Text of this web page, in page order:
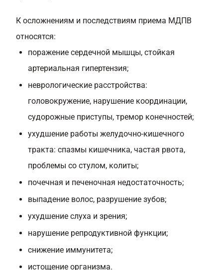
К осложнениям и последствиям приема МДПВ
относятся:
поражение сердечной мышцы, стойкая
артериальная гипертензия;
неврологические расстройства:
головокружение, нарушение координации,
судорожные приступы, тремор конечностей;
ухудшение работы желудочно-кишечного
тракта: спазмы кишечника, частая рвота,
проблемы со стулом, колиты;
почечная и печеночная недостаточность;
выпадение волос, разрушение зубов;
ухудшение слуха и зрения;
нарушение репродуктивной функции;
снижение иммунитета;
истощение организма.